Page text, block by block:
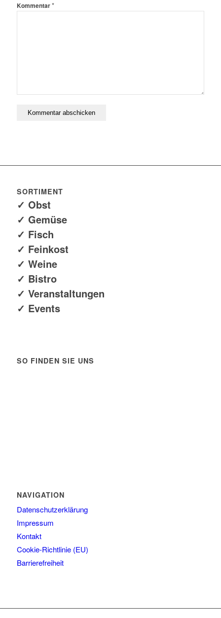
Kommentar*
SORTIMENT
✓ Obst
✓ Gemüse
✓ Fisch
✓ Feinkost
✓ Weine
✓ Bistro
✓ Veranstaltungen
✓ Events
SO FINDEN SIE UNS
NAVIGATION
Datenschutzerklärung
Impressum
Kontakt
Cookie-Richtlinie (EU)
Barrierefreiheit